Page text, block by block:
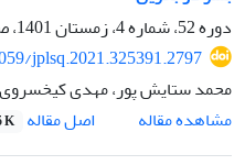
دوره 52، شماره 4، زمستان 1401، صفحه
jplsq.2021.325391.2797
محمد ستایش پور، مهدی کیخسروی
مشاهده مقاله
اصل مقاله K